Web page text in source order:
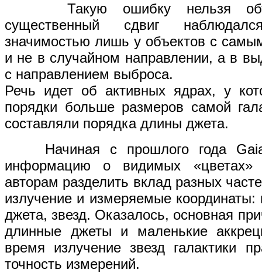
Такую ошибку нельзя
существенный сдвиг
значимостью лишь у объектов с
и не в случайном направлении, а в
с направлением выброса.
Речь идет об активных ядрах, у
порядки больше размеров самой
составляли порядка длины джета.
Начиная с прошлого года Gaia
информацию о видимых «цветах»
авторам разделить вклад разных
излучение и измеряемые координаты:
джета, звезд. Оказалось, основная
длинные джеты и маленькие
время излучение звезд галактики
точность измерений.